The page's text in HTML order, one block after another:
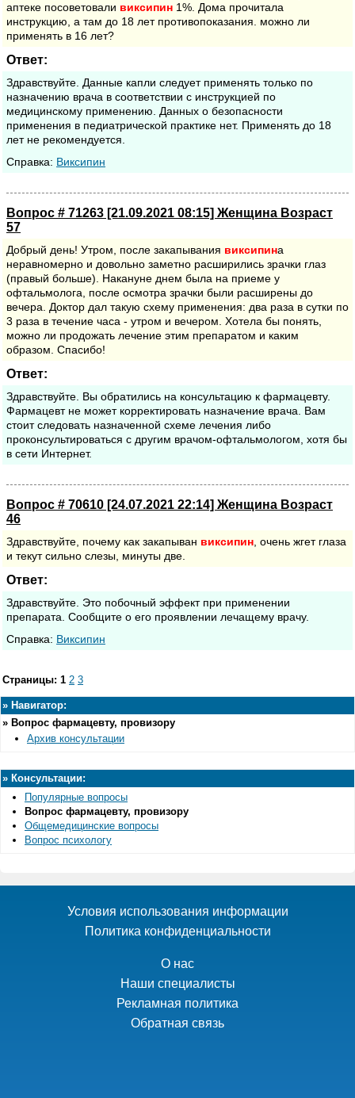
аптеке посоветовали виксипин 1%. Дома прочитала
инструкцию, а там до 18 лет противопоказания. можно ли
применять в 16 лет?
Ответ:
Здравствуйте. Данные капли следует применять только по
назначению врача в соответствии с инструкцией по
медицинскому применению. Данных о безопасности
применения в педиатрической практике нет. Применять до 18
лет не рекомендуется.
Cправка: Виксипин
Вопрос # 71263 [21.09.2021 08:15] Женщина Возраст
57
Добрый день! Утром, после закапывания виксипина
неравномерно и довольно заметно расширились зрачки глаз
(правый больше). Накануне днем была на приеме у
офтальмолога, после осмотра зрачки были расширены до
вечера. Доктор дал такую схему применения: два раза в сутки по
3 раза в течение часа - утром и вечером. Хотела бы понять,
можно ли продожать лечение этим препаратом и каким
образом. Спасибо!
Ответ:
Здравствуйте. Вы обратились на консультацию к фармацевту.
Фармацевт не может корректировать назначение врача. Вам
стоит следовать назначенной схеме лечения либо
проконсультироваться с другим врачом-офтальмологом, хотя бы
в сети Интернет.
Вопрос # 70610 [24.07.2021 22:14] Женщина Возраст
46
Здравствуйте, почему как закапыван виксипин , очень жгет глаза
и текут сильно слезы, минуты две.
Ответ:
Здравствуйте. Это побочный эффект при применении
препарата. Сообщите о его проявлении лечащему врачу.
Cправка: Виксипин
Страницы: 1 2 3
» Навигатор:
» Вопрос фармацевту, провизору
Архив консультации
» Консультации:
Популярные вопросы
Вопрос фармацевту, провизору
Общемедицинские вопросы
Вопрос психологу
Условия использования информации
Политика конфиденциальности
О нас
Наши специалисты
Рекламная политика
Обратная связь